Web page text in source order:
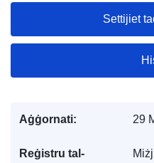
Settijiet
Aġġornati: 29
Reġistru tal-